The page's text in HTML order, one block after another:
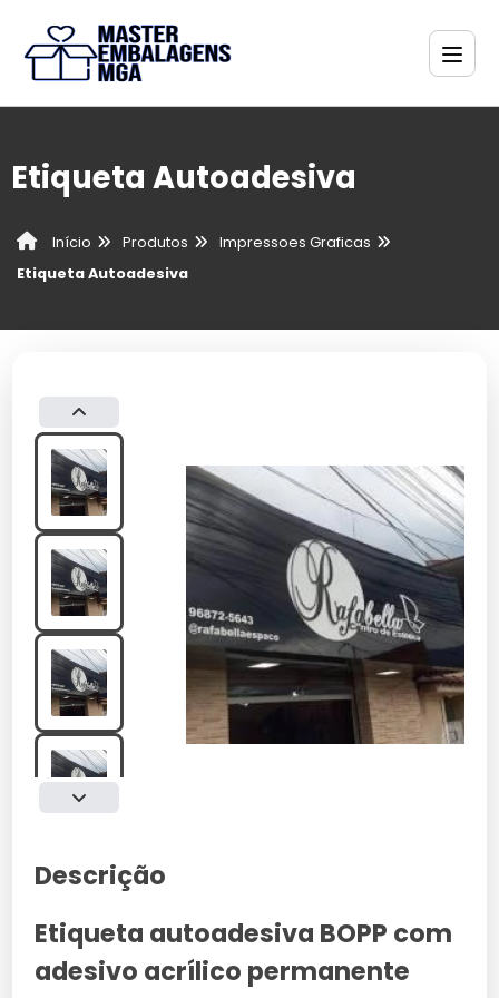
Etiqueta Autoadesiva
Início Produtos
Impressoes Graficas
Etiqueta Autoadesiva
Descrição
Etiqueta autoadesiva BOPP com
adesivo acrílico permanente